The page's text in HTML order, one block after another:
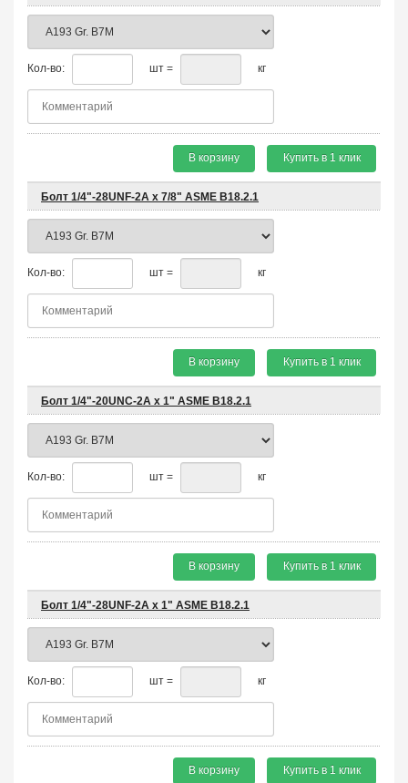
Кол-во: шт = кг
В корзину Купить в 1 клик
Болт 1/4"-28UNF-2A х 7/8" ASME B18.2.1
Кол-во: шт = кг
В корзину Купить в 1 клик
Болт 1/4"-20UNC-2A х 1" ASME B18.2.1
Кол-во: шт = кг
В корзину Купить в 1 клик
Болт 1/4"-28UNF-2A х 1" ASME B18.2.1
Кол-во: шт = кг
В корзину Купить в 1 клик